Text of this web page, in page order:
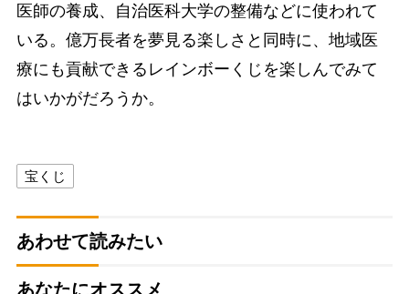
医師の養成、自治医科大学の整備などに使われて
いる。億万長者を夢見る楽しさと同時に、地域医
療にも貢献できるレインボーくじを楽しんでみて
はいかがだろうか。
宝くじ
あわせて読みたい
あなたにオススメ